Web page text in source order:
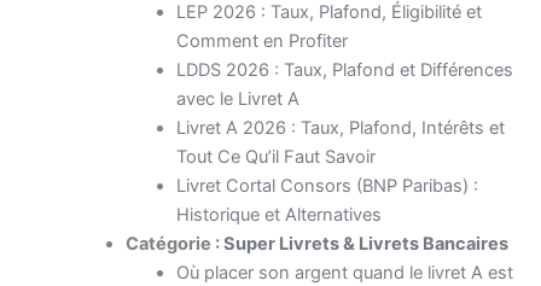
LEP 2026 : Taux, Plafond, Éligibilité et
Comment en Profiter
LDDS 2026 : Taux, Plafond et Différences
avec le Livret A
Livret A 2026 : Taux, Plafond, Intérêts et
Tout Ce Qu’il Faut Savoir
Livret Cortal Consors (BNP Paribas) :
Historique et Alternatives
Catégorie :Super Livrets & Livrets Bancaires
Où placer son argent quand le livret A est